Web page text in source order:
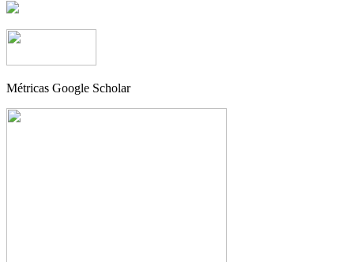
Métricas Google Scholar